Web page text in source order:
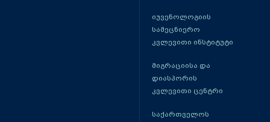
იუვენოლოგიის
სამეცნიერო
კვლევითი ინსტიტუტი
მიგრაციისა და
დიასპორის
კვლევითი ცენტრი
საქართველოს